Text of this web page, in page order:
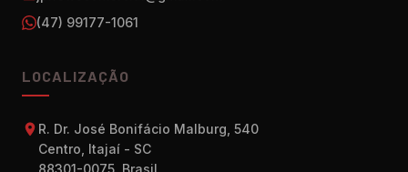
(47) 99177-1061
LOCALIZAÇÃO
R. Dr. José Bonifácio Malburg, 540
Centro, Itajaí - SC
88301-0075, Brasil